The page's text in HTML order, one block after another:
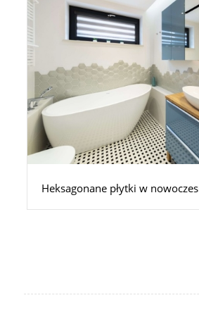
Heksagonane płytki w